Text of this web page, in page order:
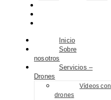
Inicio
Sobre
nosotros
Servicios –
Drones
Vídeos con
drones